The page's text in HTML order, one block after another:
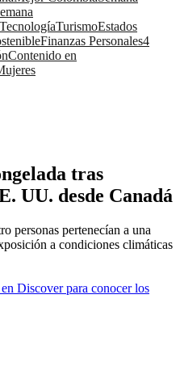
TecnologíaTurismoEstados
Finanzas Personales4
Contenido en
tras
UU. desde Canadá
personas pertenecían a una
a condiciones climáticas
Discover para conocer los